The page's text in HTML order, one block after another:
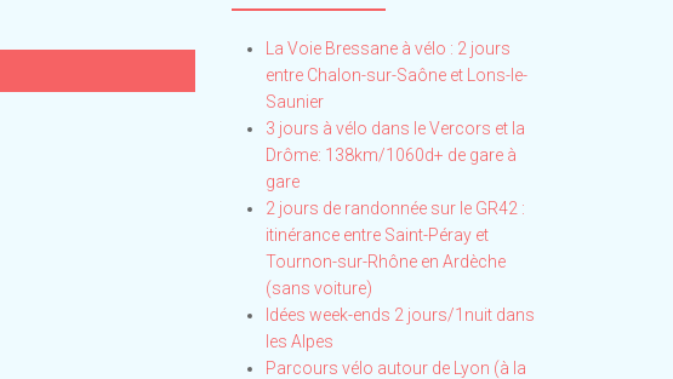
La Voie Bressane à vélo : 2 jours
entre Chalon-sur-Saône et Lons-le-
Saunier
3 jours à vélo dans le Vercors et la
Drôme: 138km/1060d+ de gare à
gare
2 jours de randonnée sur le GR42 :
itinérance entre Saint-Péray et
Tournon-sur-Rhône en Ardèche
(sans voiture)
Idées week-ends 2 jours/1nuit dans
les Alpes
Parcours vélo autour de Lyon (à la